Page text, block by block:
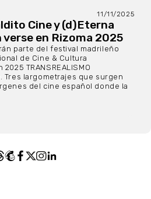
11/11/2025
Cine y (d)Eterna
en Rizoma 2025
parte del festival madrileño
de Cine & Cultura
TRANSREALISMO
Tres largometrajes que surgen
del cine español donde la